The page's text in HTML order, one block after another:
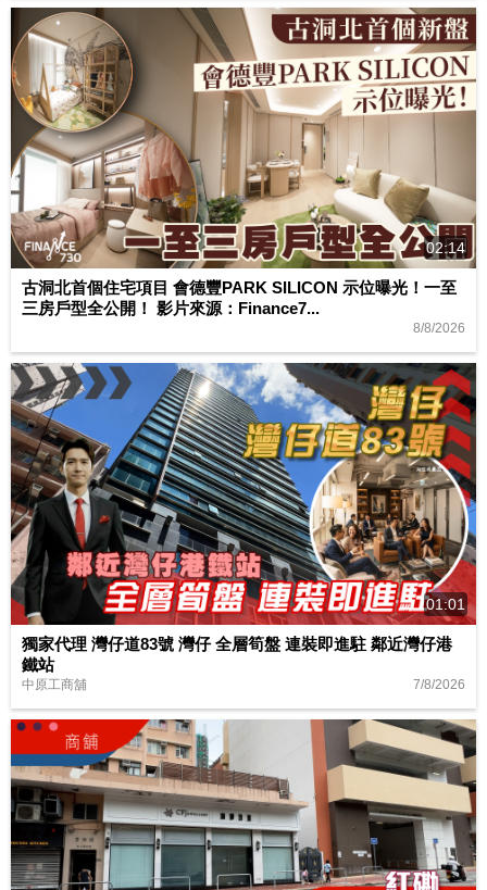
02:14
古洞北首個住宅項目 會德豐PARK SILICON 示位曝光！一至
三房戶型全公開！ 影片來源：Finance7...
8/8/2026
01:01
獨家代理 灣仔道83號 灣仔 全層筍盤 連裝即進駐 鄰近灣仔港
鐵站
中原工商舖 7/8/2026